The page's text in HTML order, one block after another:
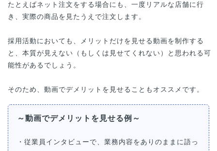
たとえばネット注文をする場合にも、一度リアルな店舗に行
き、実際の商品を見たうえで注文します。
採用活動においても、メリットだけを見せる動画を制作する
と、本質が見えない（もしくは見せてくれない）と思われる可
能性があるでしょう。
そのため、動画でデメリットを見せることもオススメです。
～動画でデメリットを見せる例～
・従業員インタビューで、業務内容をありのままに語っ